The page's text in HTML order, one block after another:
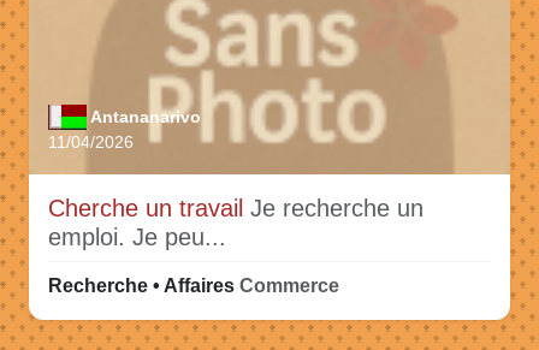
Antananarivo
11/04/2026
Cherche un travail Je recherche un
emploi. Je peu...
Recherche • Affaires Commerce